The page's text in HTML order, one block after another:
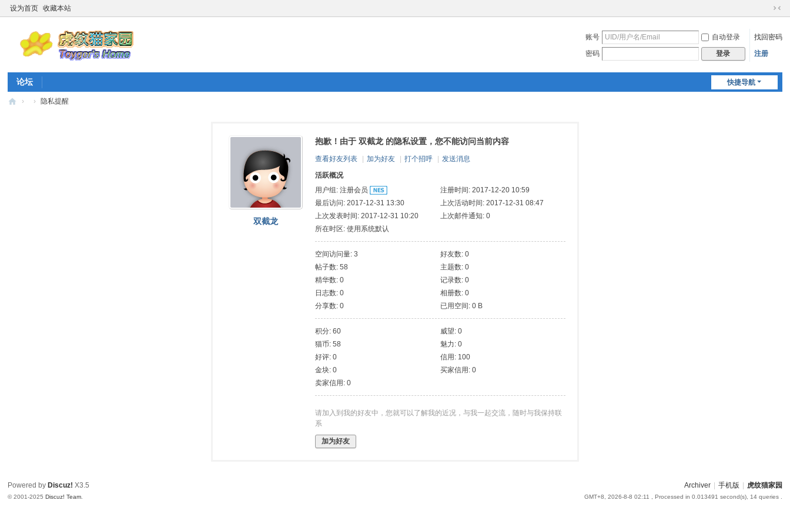
设为首页 收藏本站
切
到
账号 自动登录
找回密码
密码
登录 注册
快捷导航
论坛
› › 隐私提醒
双截龙
抱歉！由于 双截龙 的隐私设置，您不能访问当前内容
查看好友列表 加为好友 打个招呼
发送消息
活跃概况
用户组: 注册会员
注册时间: 2017-12-20 10:59
最后访问: 2017-12-31 13:30
上次活动时间: 2017-12-31 08:47
上次发表时间: 2017-12-31 10:20
上次邮件通知: 0
所在时区: 使用系统默认
空间访问量: 3
好友数: 0
帖子数: 58
主题数: 0
精华数: 0
记录数: 0
日志数: 0
相册数: 0
分享数: 0
已用空间: 0 B
积分: 60
威望: 0
猫币: 58
魅力: 0
好评: 0
信用: 100
金块: 0
买家信用: 0
卖家信用: 0
请加入到我的好友中，您就可以了解我的近况，与我一起交流，随时与我保持联
系
加为好友
Archiver 手机版 虎纹猫家园
GMT+8, 2026-8-8 02:11 , Processed in 0.013491 second(s), 14 queries .
Powered by Discuz! X3.5
© 2001-2025Discuz! Team